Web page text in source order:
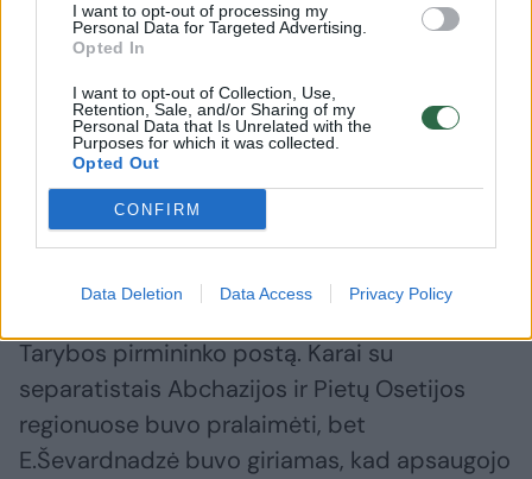
I want to opt-out of processing my
Personal Data for Targeted Advertising.
Opted In
I want to opt-out of Collection, Use,
Retention, Sale, and/or Sharing of my
Personal Data that Is Unrelated with the
Purposes for which it was collected.
Opted Out
CONFIRM
Data Deletion Data Access Privacy Policy
Pirmuoju po Sovietų Sąjungos subyrėjimu
prezidentu tapęs Zviadas Gamsachurdija
išsilaikė vos devynis mėnesius ir buvo
pašalintas perversmininkų. Ilgas ir kruvinas
pilietinis karas atrodė neišvengiamas.
Padrąsintas savo sėkmės užsienyje,
Tarybos pirmininko postą. Karai su
separatistais Abchazijos ir Pietų Osetijos
regionuose buvo pralaimėti, bet
E.Ševardnadzė buvo giriamas, kad apsaugojo